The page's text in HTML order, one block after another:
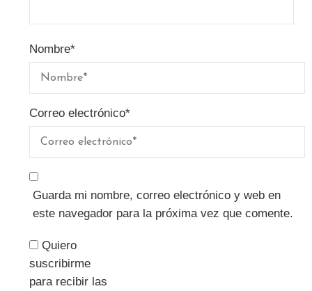
Nombre*
Correo electrónico*
Guarda mi nombre, correo electrónico y web en
este navegador para la próxima vez que comente.
Quiero
suscribirme
para recibir las